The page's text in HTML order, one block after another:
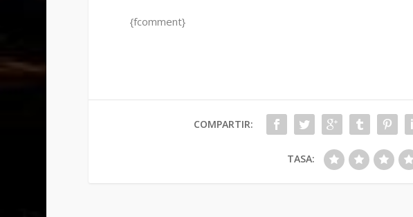
{fcomment}
COMPARTIR:
TASA: